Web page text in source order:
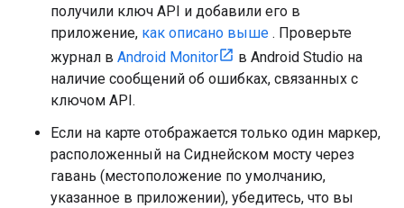
получили ключ API и добавили его в
приложение, как описано выше . Проверьте
журнал в Android Monitor
в Android Studio на
наличие сообщений об ошибках, связанных с
ключом API.
Если на карте отображается только один маркер,
расположенный на Сиднейском мосту через
гавань (местоположение по умолчанию,
указанное в приложении), убедитесь, что вы